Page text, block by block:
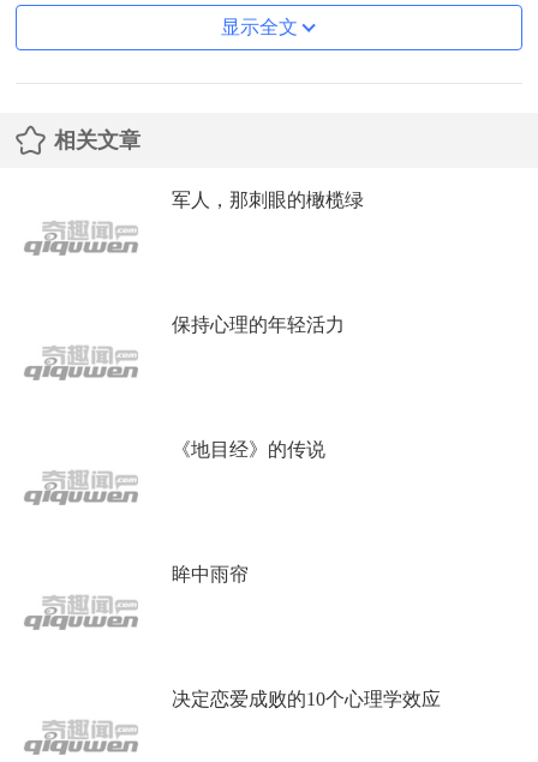
显示全文
相关文章
军人，那刺眼的橄榄绿
保持心理的年轻活力
《地目经》的传说
眸中雨帘
决定恋爱成败的10个心理学效应